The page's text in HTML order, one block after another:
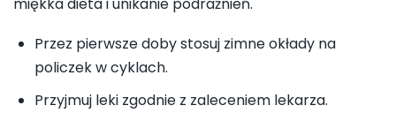
miękka dieta i unikanie podrażnień.
Przez pierwsze doby stosuj zimne okłady na
policzek w cyklach.
Przyjmuj leki zgodnie z zaleceniem lekarza.